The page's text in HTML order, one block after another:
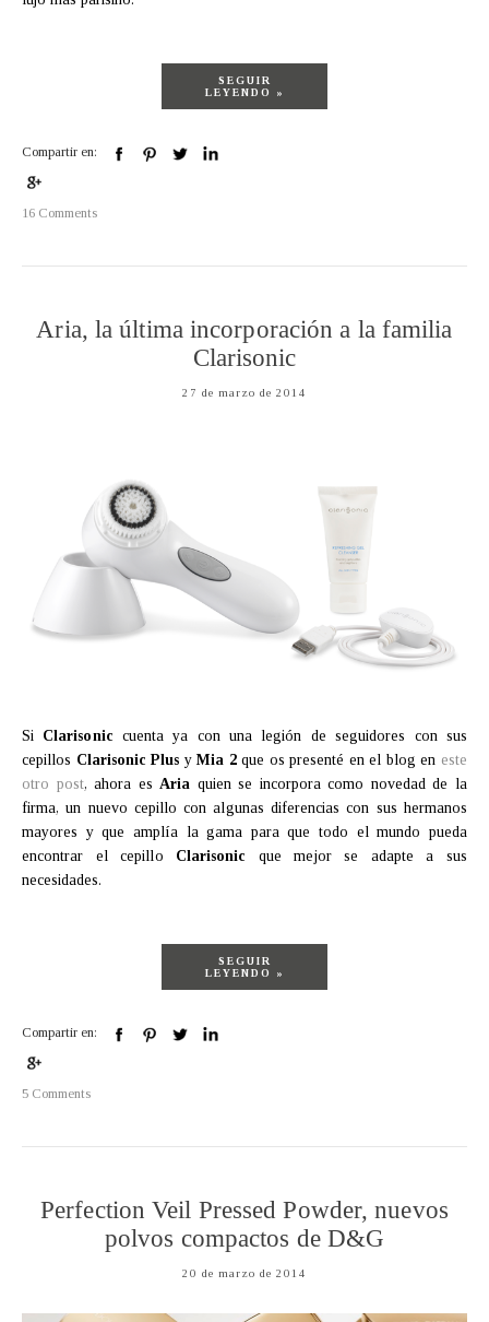
SEGUIR
LEYENDO »
Compartir en:
16 Comments
Aria, la última incorporación a la familia
Clarisonic
27 de marzo de 2014
Si Clarisonic cuenta ya con una legión de seguidores con sus
cepillos Clarisonic Plus yMia 2que os presenté en el blog en este
otro post, ahora es Aria quien se incorpora como novedad de la
firma, un nuevo cepillo con algunas diferencias con sus hermanos
mayores y que amplía la gama para que todo el mundo pueda
encontrar el cepillo Clarisonic que mejor se adapte a sus
necesidades.
SEGUIR
LEYENDO »
Compartir en:
5 Comments
Perfection Veil Pressed Powder, nuevos
polvos compactos de D&G
20 de marzo de 2014